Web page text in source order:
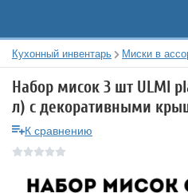
Кухонный инвентарь Миски в
Набор мисок 3 шт ULMI
л) с декоративными
К сравнению